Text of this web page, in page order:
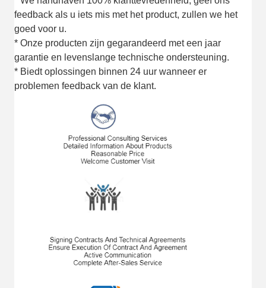
feedback als u iets mis met het product, zullen we het
goed voor u.
* Onze producten zijn gegarandeerd met een jaar
garantie en levenslange technische ondersteuning.
* Biedt oplossingen binnen 24 uur wanneer er
problemen feedback van de klant.